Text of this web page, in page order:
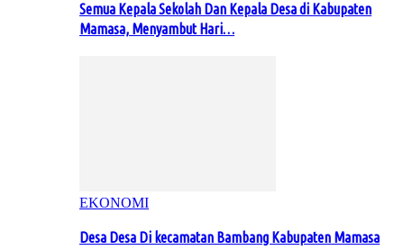
Semua Kepala Sekolah Dan Kepala Desa di Kabupaten
Mamasa, Menyambut Hari…
EKONOMI
Desa Desa Di kecamatan Bambang Kabupaten Mamasa